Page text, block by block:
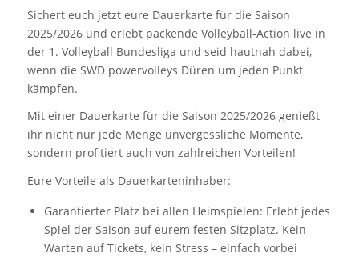
Sichert euch jetzt eure Dauerkarte für die Saison
2025/2026 und erlebt packende Volleyball-Action live in
der 1. Volleyball Bundesliga und seid hautnah dabei,
wenn die SWD powervolleys Düren um jeden Punkt
kämpfen.
Mit einer Dauerkarte für die Saison 2025/2026 genießt
ihr nicht nur jede Menge unvergessliche Momente,
sondern profitiert auch von zahlreichen Vorteilen!
Eure Vorteile als Dauerkarteninhaber:
Garantierter Platz bei allen Heimspielen: Erlebt jedes
Spiel der Saison auf eurem festen Sitzplatz. Kein
Warten auf Tickets, kein Stress – einfach vorbei